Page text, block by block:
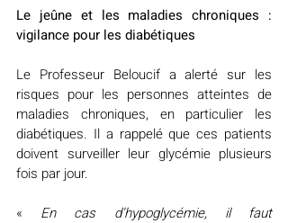
Le jeûne et les maladies chroniques :
vigilance pour les diabétiques
Le Professeur Beloucif a alerté sur les
risques pour les personnes atteintes de
maladies chroniques, en particulier les
diabétiques. Il a rappelé que ces patients
doivent surveiller leur glycémie plusieurs
fois par jour.
« En cas d’hypoglycémie, il faut